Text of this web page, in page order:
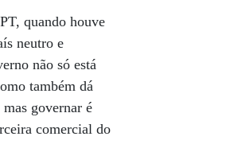
quando houve
neutro e
não só está
também dá
governar é
comercial do